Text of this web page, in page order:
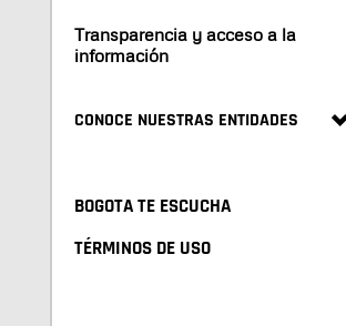
Transparencia y acceso a la
información
CONOCE NUESTRAS ENTIDADES
BOGOTA TE ESCUCHA
TÉRMINOS DE USO